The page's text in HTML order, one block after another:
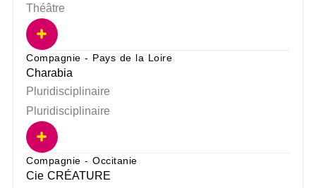
Théâtre
Compagnie - Pays de la Loire
Charabia
Pluridisciplinaire
Pluridisciplinaire
Compagnie - Occitanie
Cie CRÉATURE